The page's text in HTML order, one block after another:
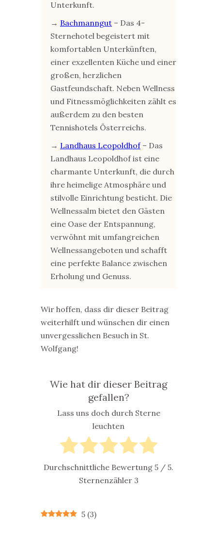
Unterkunft.
→ Bachmanngut – Das 4-
Sternehotel begeistert mit
komfortablen Unterkünften,
einer exzellenten Küche und einer
großen, herzlichen
Gastfeundschaft. Neben Wellness
und Fitnessmöglichkeiten zählt es
außerdem zu den besten
Tennishotels Österreichs.
→ Landhaus Leopoldhof – Das
Landhaus Leopoldhof ist eine
charmante Unterkunft, die durch
ihre heimelige Atmosphäre und
stilvolle Einrichtung besticht. Die
Wellnessalm bietet den Gästen
eine Oase der Entspannung,
verwöhnt mit umfangreichen
Wellnessangeboten und schafft
eine perfekte Balance zwischen
Erholung und Genuss.
Wir hoffen, dass dir dieser Beitrag
weiterhilft und wünschen dir einen
unvergesslichen Besuch in St.
Wolfgang!
Wie hat dir dieser Beitrag
gefallen?
Lass uns doch durch Sterne
leuchten
Durchschnittliche Bewertung 5 / 5.
Sternenzähler 3
5 (3)